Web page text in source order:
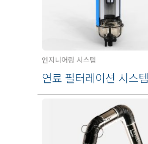
엔지니어링 시스템
연료 필터레이션 시스템